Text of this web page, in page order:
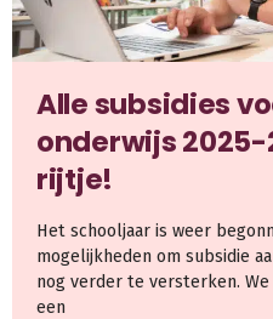
Alle subsidies
onderwijs 2025-
rijtje!
Het schooljaar is weer
mogelijkheden om subsidie
nog verder te versterken.
een